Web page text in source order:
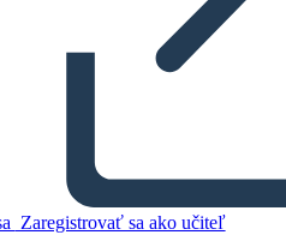
Zaregistrovať sa ako učiteľ
סיבות ותוצאות